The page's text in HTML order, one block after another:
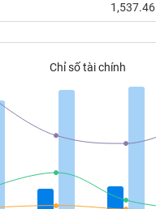
1,537.46
Chỉ số tài chính